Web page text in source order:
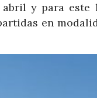
y para este
en